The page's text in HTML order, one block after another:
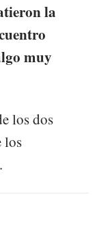
la
muy
los dos
los